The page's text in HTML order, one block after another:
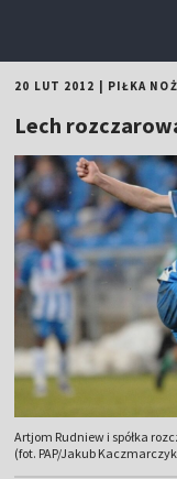
20 LUT 2012 PIŁKA
Lech
Artjom Rudniew i spółka
(fot. PAP/Jakub